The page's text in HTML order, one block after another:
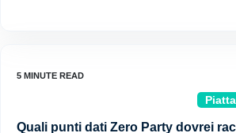
Quali punti dati Zero Party dovrei